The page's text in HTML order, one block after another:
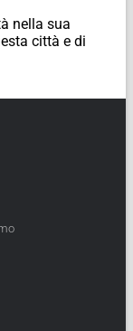
nella sua
città e di